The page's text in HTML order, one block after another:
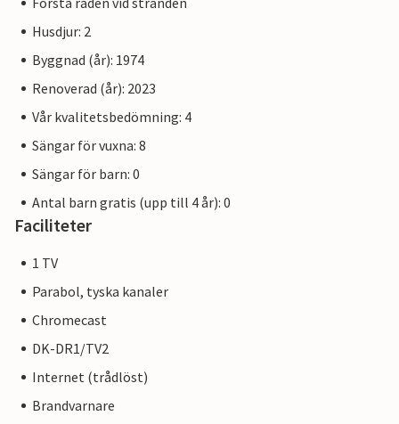
Husdjur: 2
Byggnad (år): 1974
Renoverad (år): 2023
Vår kvalitetsbedömning: 4
Sängar för vuxna: 8
Sängar för barn: 0
Antal barn gratis (upp till 4 år): 0
Faciliteter
1 TV
Parabol, tyska kanaler
Chromecast
DK-DR1/TV2
Internet (trådlöst)
Brandvarnare